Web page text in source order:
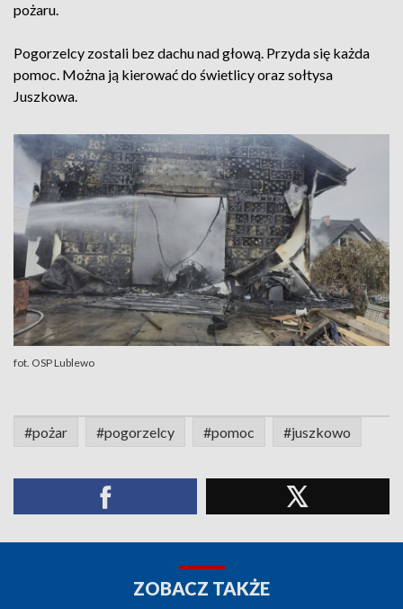
pożaru.
Pogorzelcy zostali bez dachu nad głową. Przyda się każda
pomoc. Można ją kierować do świetlicy oraz sołtysa
Juszkowa.
fot. OSP Lublewo
#pożar #pogorzelcy #pomoc #juszkowo
ZOBACZ TAKŻE